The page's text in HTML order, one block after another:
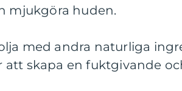
mjukgöra huden.
med andra naturliga
skapa en fuktgivande